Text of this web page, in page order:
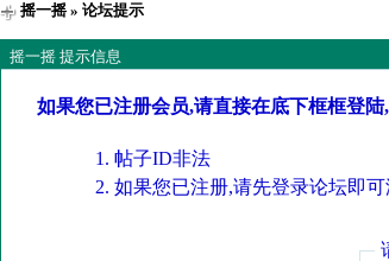
摇一摇» 论坛提示
摇一摇 提示信息
如果您已注册会员,请直接在底下框框登
帖子ID非法
如果您已注册,请先登录论坛即